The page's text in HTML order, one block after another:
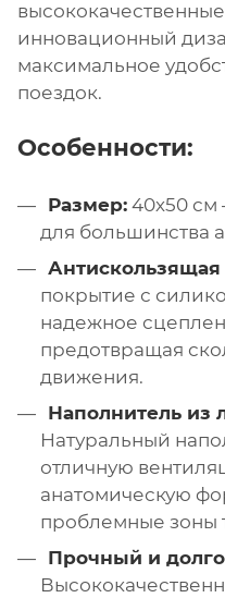
инновационный
максимальное
поездок.
Особенности:
Размер: 40х50 см
для большинства
Антискользящая
покрытие с
надежное
предотвращая
движения.
Наполнитель из
Натуральный
отличную
анатомическую
проблемные зоны
Прочный и